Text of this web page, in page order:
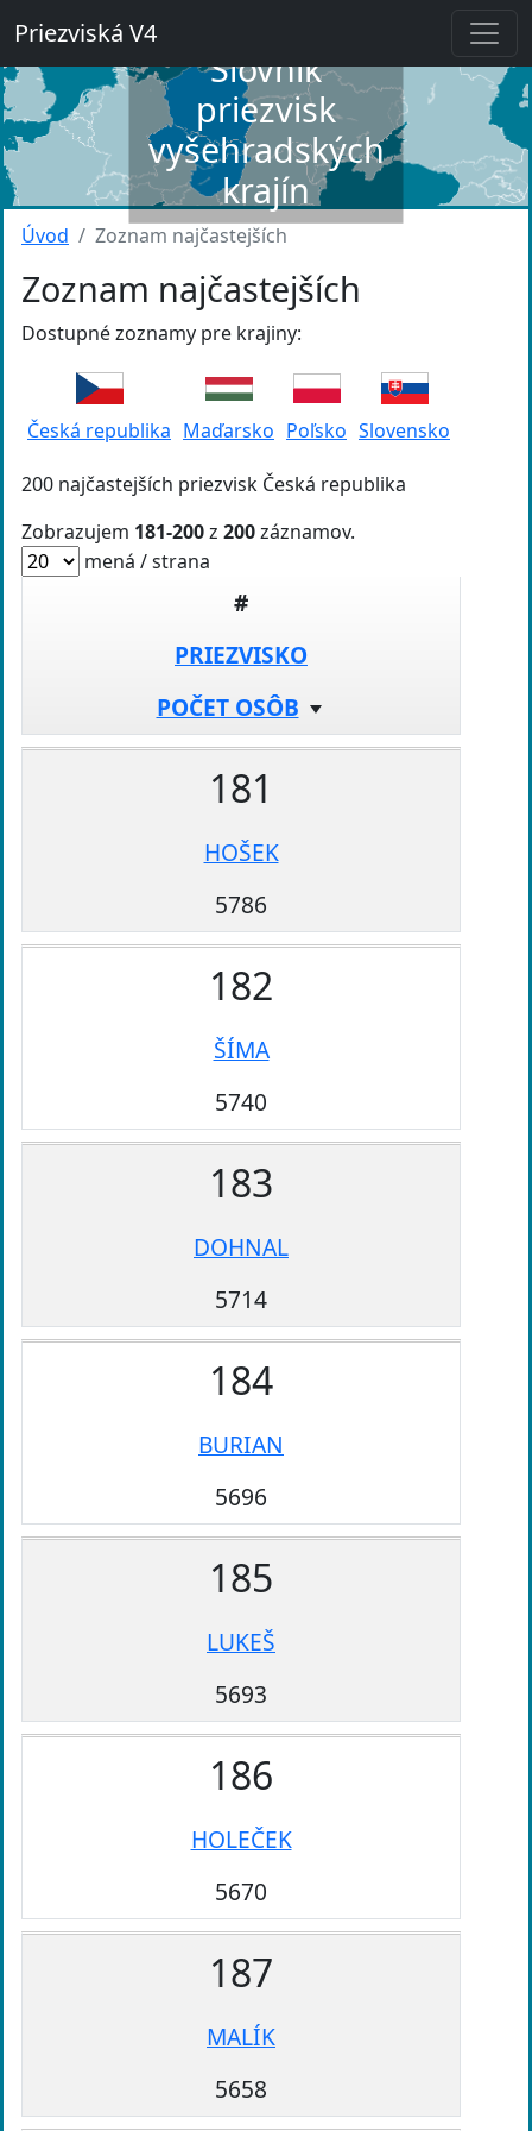
Priezviská V4
Slovník
priezvisk
vyšehradských
krajín
Úvod Zoznam najčastejších
Zoznam najčastejších
Dostupné zoznamy pre krajiny:
Česká republika Maďarsko Poľsko Slovensko
200 najčastejších priezvisk Česká republika
Zobrazujem 181-200z 200záznamov.
mená / strana
#
PRIEZVISKO
POČET OSÔB
181
HOŠEK
5786
182
ŠÍMA
5740
183
DOHNAL
5714
184
BURIAN
5696
185
LUKEŠ
5693
186
HOLEČEK
5670
187
MALÍK
5658